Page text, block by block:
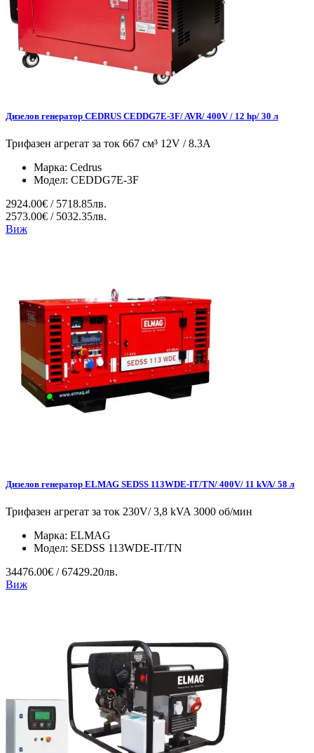
Дизелов генератор CEDRUS CEDDG7E-3F/ AVR/ 400V / 12 hp/ 30 л
Трифазен агрегат за ток 667 см³ 12V / 8.3A
Марка: Cedrus
Модел: CEDDG7E-3F
2924.00€ / 5718.85лв.
2573.00€ / 5032.35лв.
Виж
Дизелов генератор ELMAG SEDSS 113WDE-IT/TN/ 400V/ 11 kVA/ 58 л
Трифазен агрегат за ток 230V/ 3,8 kVA 3000 об/мин
Марка: ELMAG
Модел: SEDSS 113WDE-IT/TN
34476.00€ / 67429.20лв.
Виж